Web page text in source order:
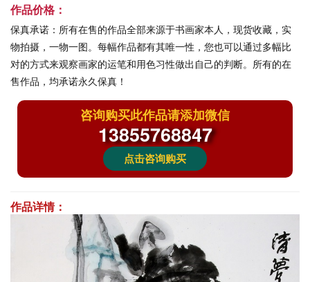
作品价格：
保真承诺： 所有在售的作品全部来源于书画家本人，现货收藏，实
物拍摄，一物一图。每幅作品都有其唯一性，您也可以通过多幅比
对的方式来观察画家的运笔和用色习性做出自己的判断。所有的在
售作品，均承诺永久保真！
咨询购买此作品请添加微信
13855768847
点击咨询购买
作品详情：